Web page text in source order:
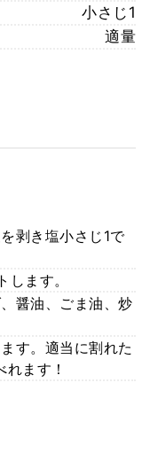
小さじ1
適量
剥き塩小さじ1で
ます。
醤油、ごま油、炒
す。適当に割れた
ます！